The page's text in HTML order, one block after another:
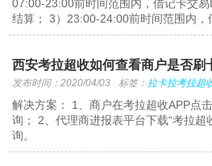
07:00-23:00前时间范围内，借记卡交
结算； 3）23:00-24:00前时间范围内，
西安考拉超收如何查看商户是否刷
发布时间：2020/04/03 标签： 拉卡拉考拉超
解决方案： 1、商户在考拉超收APP点
询； 2、代理商进报表平台下载“考拉超
询。